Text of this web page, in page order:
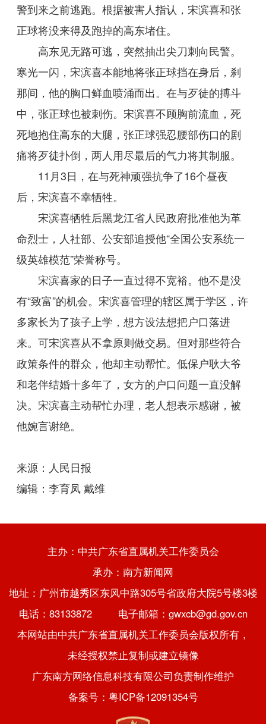
警到来之前逃跑。根据被害人指认，宋滨喜和张
正球将没来得及跑掉的高东堵住。
高东见无路可逃，突然抽出尖刀刺向民警。
寒光一闪，宋滨喜本能地将张正球挡在身后，刹
那间，他的胸口鲜血喷涌而出。在与歹徒的搏斗
中，张正球也被刺伤。宋滨喜不顾胸前流血，死
死地抱住高东的大腿，张正球强忍腰部伤口的剧
痛将歹徒扑倒，两人用尽最后的气力将其制服。
11月3日，在与死神顽强抗争了16个昼夜
后，宋滨喜不幸牺牲。
宋滨喜牺牲后黑龙江省人民政府批准他为革
命烈士，人社部、公安部追授他“全国公安系统一
级英雄模范”荣誉称号。
宋滨喜家的日子一直过得不宽裕。他不是没
有“致富”的机会。宋滨喜管理的辖区属于学区，许
多家长为了孩子上学，想方设法想把户口落进
来。可宋滨喜从不拿原则做交易。但对那些符合
政策条件的群众，他却主动帮忙。低保户耿大爷
和老伴结婚十多年了，女方的户口问题一直没解
决。宋滨喜主动帮忙办理，老人想表示感谢，被
他婉言谢绝。
来源：人民日报
编辑：李育凤 戴维
主办：中共广东省直属机关工作委员会
承办：南方新闻网
地址：广州市越秀区东风中路305号省政府大院5号楼3楼
电话：83133872 电子邮箱：gwxcb@gd.gov.cn
本网站由中共广东省直属机关工作委员会版权所有，
未经授权禁止复制或建立镜像
广东南方网络信息科技有限公司负责制作维护
备案号：粤ICP备12091354号